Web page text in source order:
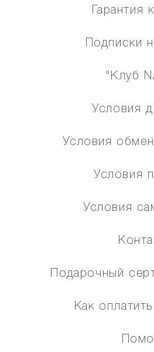
Гарантия
Подписки
"Клуб
Условия
Условия
Условия
Условия
Подарочный
Как